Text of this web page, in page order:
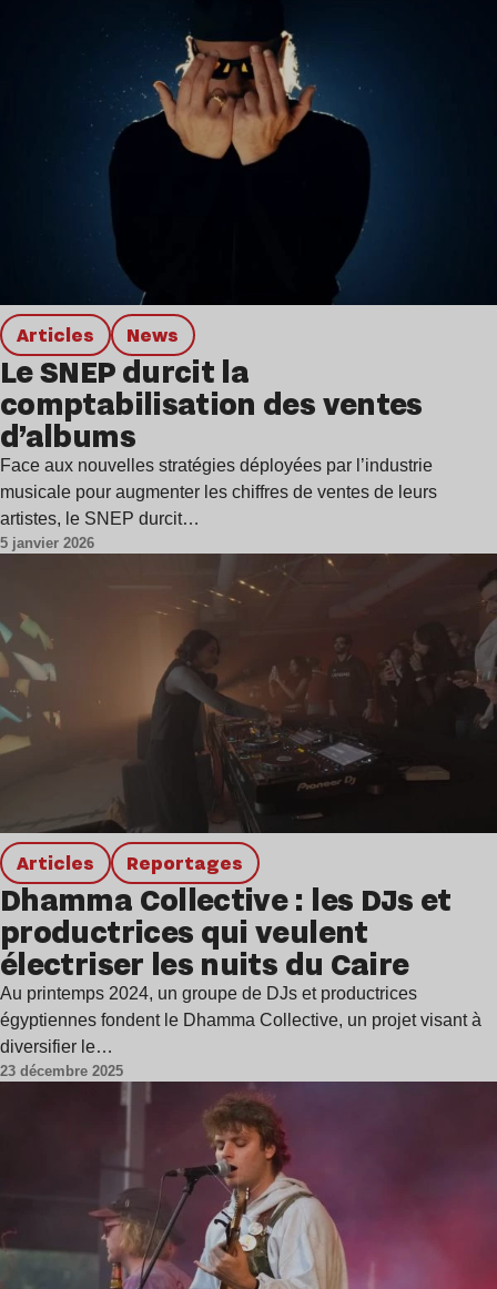
Articles news
Le SNEP durcit la
comptabilisation des ventes
d’albums
Face aux nouvelles stratégies déployées par l’industrie
musicale pour augmenter les chiffres de ventes de leurs
artistes, le SNEP durcit…
5 janvier 2026
Articles Reportages
Dhamma Collective : les DJs et
productrices qui veulent
électriser les nuits du Caire
Au printemps 2024, un groupe de DJs et productrices
égyptiennes fondent le Dhamma Collective, un projet visant à
diversifier le…
23 décembre 2025